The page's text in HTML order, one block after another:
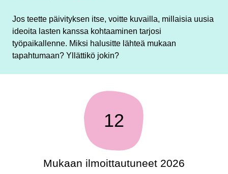
Jos teette päivityksen itse, voitte kuvailla, millaisia uusia
ideoita lasten kanssa kohtaaminen tarjosi
työpaikallenne. Miksi halusitte lähteä mukaan
tapahtumaan? Yllättikö jokin?
12
Mukaan ilmoittautuneet 2026